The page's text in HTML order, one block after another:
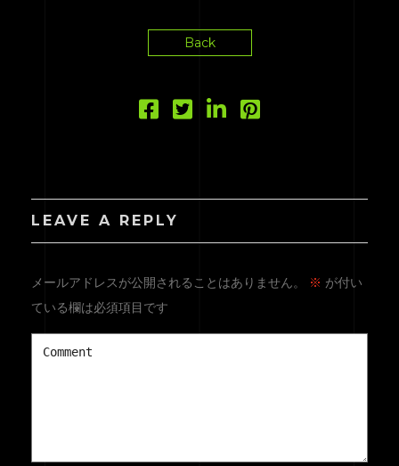
BLOG
Back
LEAVE A REPLY
メールアドレスが公開されることはありません。 ※ が付い
ている欄は必須項目です